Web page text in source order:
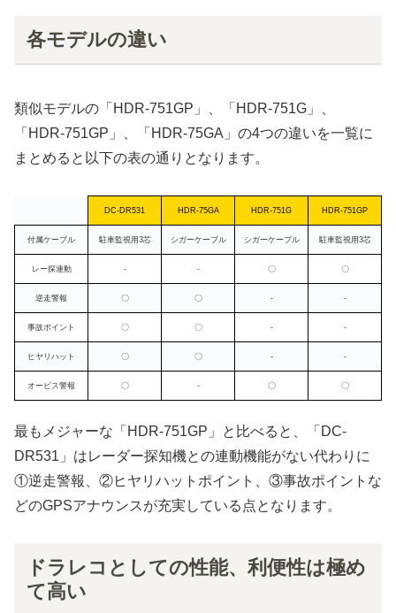
各モデルの違い
類似モデルの「HDR-751GP」、「HDR-751G」、
「HDR-751GP」、「HDR-75GA」の4つの違いを一覧に
まとめると以下の表の通りとなります。
DC-DR531 HDR-75GA HDR-751G HDR-751GP
付属ケーブル 駐車監視用3芯 シガーケーブル シガーケーブル 駐車監視用3芯
レー探連動 - - 〇 〇
逆走警報 〇 〇 - -
事故ポイント 〇 〇 - -
ヒヤリハット 〇 〇 - -
オービス警報 〇 - 〇 〇
最もメジャーな「HDR-751GP」と比べると、「DC-
DR531」はレーダー探知機との連動機能がない代わりに
①逆走警報、②ヒヤリハットポイント、③事故ポイントな
どのGPSアナウンスが充実している点となります。
ドラレコとしての性能、利便性は極め
て高い